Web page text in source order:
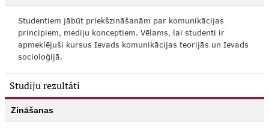
Studentiem jābūt priekšzināšanām par komunikācijas
principiem, mediju konceptiem. Vēlams, lai studenti ir
apmeklējuši kursus Ievads komunikācijas teorijās un Ievads
socioloģijā.
Studiju rezultāti
Zināšanas